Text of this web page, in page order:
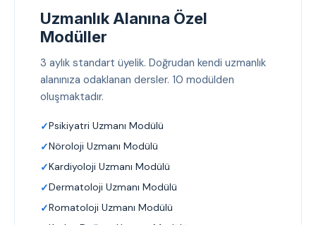
Uzmanlık Alanına Özel
Modüller
3 aylık standart üyelik. Doğrudan kendi uzmanlık
alanınıza odaklanan dersler. 10 modülden
oluşmaktadır.
Psikiyatri Uzmanı Modülü
Nöroloji Uzmanı Modülü
Kardiyoloji Uzmanı Modülü
Dermatoloji Uzmanı Modülü
Romatoloji Uzmanı Modülü